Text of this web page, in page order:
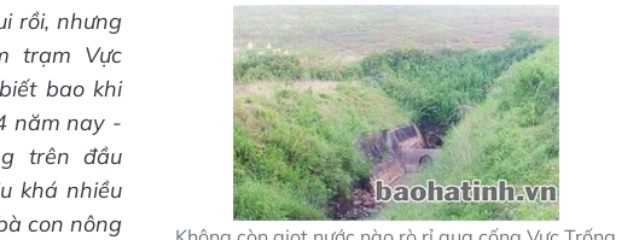
rồi, nhưng
trạm Vực
bao khi
năm nay -
trên đầu
khá nhiều
con nông